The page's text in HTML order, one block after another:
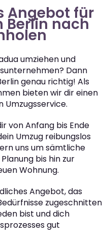
Angebot für
Berlin nach
umziehen und
Dann
genau richtig! Als
bieten wir dir einen
Umzugsservice.
von Anfang bis Ende
Umzug reibungslos
uns um sämtliche
bis hin zur
Wohnung.
Angebot, das
zugeschnitten
bist und dich
gut